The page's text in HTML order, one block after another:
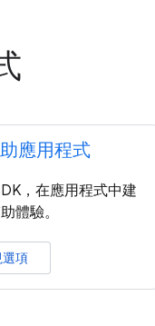
應用程式
，在應用程式中建
體驗。
項